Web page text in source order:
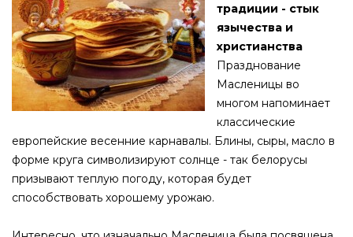
традиции - стык
язычества и
христианства
Празднование
Масленицы во
многом напоминает
классические
европейские весенние карнавалы. Блины, сыры, масло в
форме круга символизируют солнце - так белорусы
призывают теплую погоду, которая будет
способствовать хорошему урожаю.